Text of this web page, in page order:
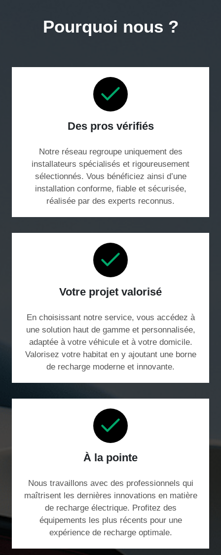
Pourquoi nous ?
Des pros vérifiés
Notre réseau regroupe uniquement des
installateurs spécialisés et rigoureusement
sélectionnés. Vous bénéficiez ainsi d’une
installation conforme, fiable et sécurisée,
réalisée par des experts reconnus.
Votre projet valorisé
En choisissant notre service, vous accédez à
une solution haut de gamme et personnalisée,
adaptée à votre véhicule et à votre domicile.
Valorisez votre habitat en y ajoutant une borne
de recharge moderne et innovante.
À la pointe
Nous travaillons avec des professionnels qui
maîtrisent les dernières innovations en matière
de recharge électrique. Profitez des
équipements les plus récents pour une
expérience de recharge optimale.